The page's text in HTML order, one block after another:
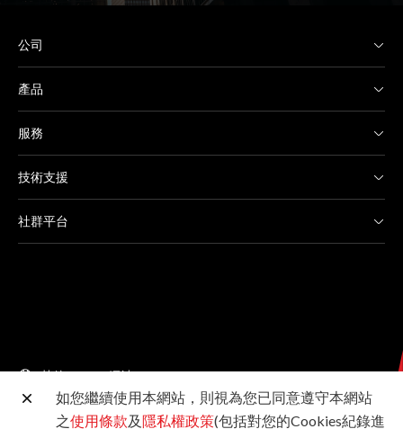
公司
產品
服務
技術支援
社群平台
其他 Canon 網站
如您繼續使用本網站，則視為您已同意遵守本網站
之使用條款及隱私權政策(包括對您的Cookies紀錄進